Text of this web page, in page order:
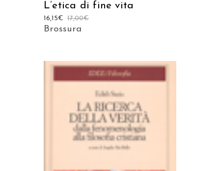
L’etica di fine vita
17,00€
16,15€
Brossura